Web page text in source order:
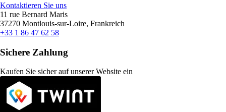
Kontaktieren Sie uns
11 rue Bernard Maris
37270 Montlouis-sur-Loire, Frankreich
+33 1 86 47 62 58
Sichere Zahlung
Kaufen Sie sicher auf unserer Website ein